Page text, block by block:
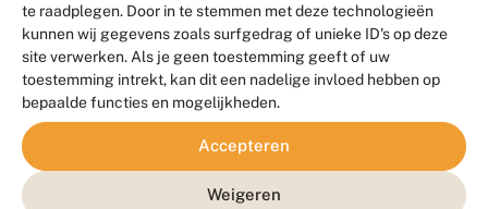
te raadplegen. Door in te stemmen met deze technologieën
kunnen wij gegevens zoals surfgedrag of unieke ID's op deze
site verwerken. Als je geen toestemming geeft of uw
toestemming intrekt, kan dit een nadelige invloed hebben op
bepaalde functies en mogelijkheden.
Accepteren
Weigeren
Contact
Veelgestelde vragen
Meld waarnemingen© 2026 Vlinderstichting
Duurzaam ontwikkeld door
Go2People
, ontworpen door
Blue Field Agency
Privacy
Disclaimer
Sitemap